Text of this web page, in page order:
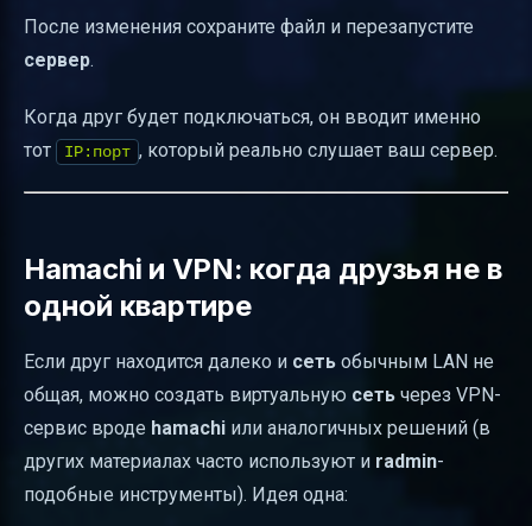
После изменения сохраните файл и перезапустите
сервер.
Когда друг будет подключаться, он вводит именно
тот
IP:порт , который реально слушает ваш сервер.
Hamachi и VPN: когда друзья не в
одной квартире
Если друг находится далеко и сеть обычным LAN не
общая, можно создать виртуальную сеть через VPN-
сервис вроде hamachi или аналогичных решений (в
других материалах часто используют и radmin-
подобные инструменты). Идея одна: